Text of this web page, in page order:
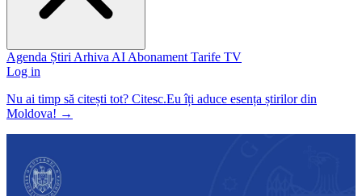
Agenda Știri Arhiva AI Abonament Tarife TV
Log in
Nu ai timp să citești tot? Citesc.Eu îți aduce esența știrilor din
Moldova! →